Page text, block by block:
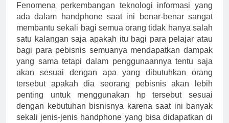
Fenomena perkembangan teknologi informasi yang
ada dalam handphone saat ini benar-benar sangat
membantu sekali bagi semua orang tidak hanya salah
satu kalangan saja apakah itu bagi para pelajar atau
bagi para pebisnis semuanya mendapatkan dampak
yang sama tetapi dalam penggunaannya tentu saja
akan sesuai dengan apa yang dibutuhkan orang
tersebut apakah dia seorang pebisnis akan lebih
penting untuk menggunakan hp tersebut sesuai
dengan kebutuhan bisnisnya karena saat ini banyak
sekali jenis-jenis handphone yang bisa didapatkan di